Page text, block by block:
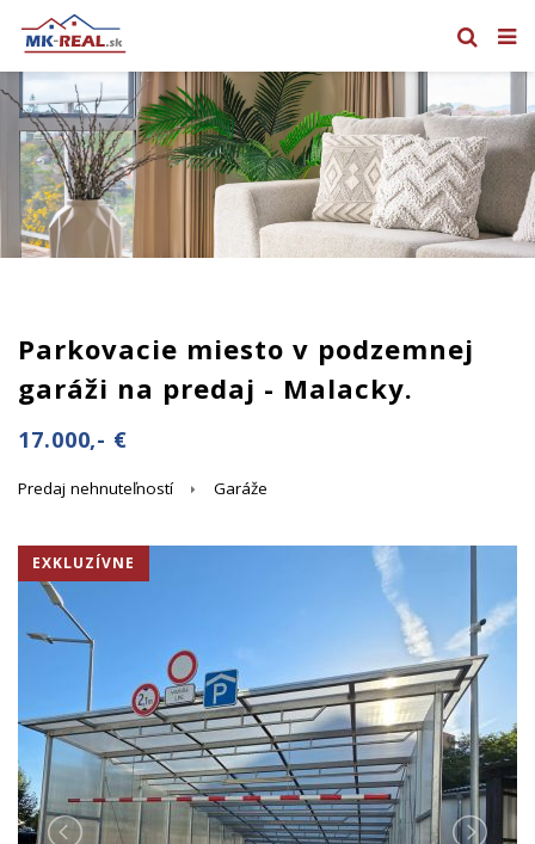
Parkovacie miesto v podzemnej
garáži na predaj - Malacky.
17.000,- €
Predaj nehnuteľností Garáže
EXKLUZÍVNE